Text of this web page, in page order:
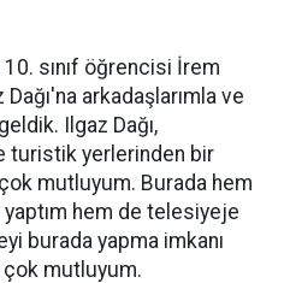
sınıf öğrencisi İrem
arkadaşlarımla ve
Ilgaz Dağı,
turistik yerlerinden bir
mutluyum. Burada hem
yaptım hem de telesiyeje
burada yapma imkanı
mutluyum.